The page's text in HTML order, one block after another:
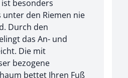
besonders
unter den Riemen nie
Durch den
das An- und
Die mit
bezogene
bettet Ihren Fuß